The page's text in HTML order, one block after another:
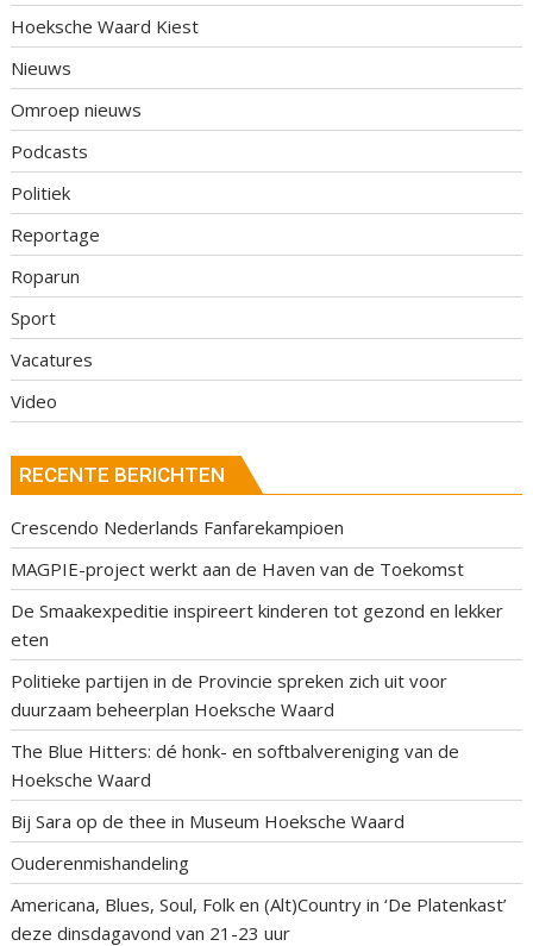
Hoeksche Waard Kiest
Nieuws
Omroep nieuws
Podcasts
Politiek
Reportage
Roparun
Sport
Vacatures
Video
RECENTE BERICHTEN
Crescendo Nederlands Fanfarekampioen
MAGPIE-project werkt aan de Haven van de Toekomst
De Smaakexpeditie inspireert kinderen tot gezond en lekker
eten
Politieke partijen in de Provincie spreken zich uit voor
duurzaam beheerplan Hoeksche Waard
The Blue Hitters: dé honk- en softbalvereniging van de
Hoeksche Waard
Bij Sara op de thee in Museum Hoeksche Waard
Ouderenmishandeling
Americana, Blues, Soul, Folk en (Alt)Country in ‘De Platenkast’
deze dinsdagavond van 21-23 uur